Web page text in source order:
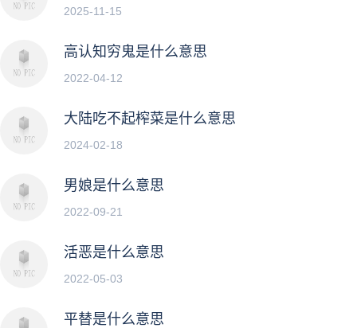
2025-11-15
高认知穷鬼是什么意思
2022-04-12
大陆吃不起榨菜是什么意思
2024-02-18
男娘是什么意思
2022-09-21
活恶是什么意思
2022-05-03
平替是什么意思